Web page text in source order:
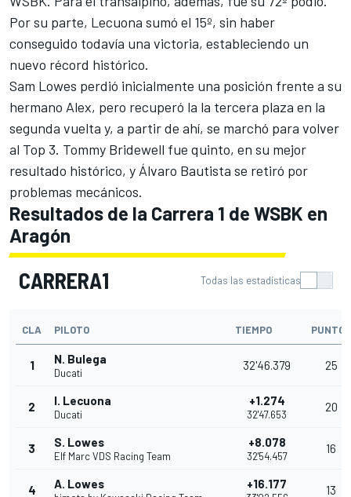
Por su parte, Lecuona sumó el 15º, sin haber
conseguido todavía una victoria, estableciendo un
nuevo récord histórico.
Sam Lowes perdió inicialmente una posición frente a su
hermano Alex, pero recuperó la la tercera plaza en la
segunda vuelta y, a partir de ahí, se marchó para volver
al Top 3. Tommy Bridewell fue quinto, en su mejor
resultado histórico, y Álvaro Bautista se retiró por
problemas mecánicos.
Resultados de la Carrera 1 de WSBK en
Aragón
CARRERA1 Todas las estadísticas
CLA PILOTO TIEMPO PUNTOS
1 N. Bulega
Ducati
32'46.379 25
2 I. Lecuona
Ducati
+1.274
32'47.653
20
3 S. Lowes
Elf Marc VDS Racing Team
+8.078
32'54.457
16
4 A. Lowes +16.177 13